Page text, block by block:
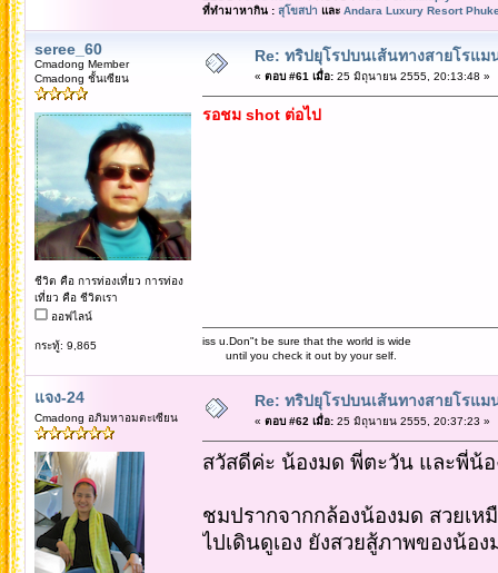
ที่ทำมาหากิน : สุโขสปา และ Andara Luxury Resort
seree_60
Cmadong Member
Cmadong ชั้นเซียน
ชีวิต คือ การท่องเที่ยว การท่อง
เที่ยว คือ ชีวิตเรา
ออฟไลน์
กระทู้: 9,865
Re: ทริปยุโรปบนเส้นทางสายโรแม
« ตอบ #61 เมื่อ:25 มิถุนายน 2555, 20:13:48 »
รอชม shot ต่อไป
iss u.Don"t be sure that the world is wide
until you check it out by your self.
แจง-24
Cmadong อภิมหาอมตะเซียน
Re: ทริปยุโรปบนเส้นทางสายโรแม
« ตอบ #62 เมื่อ:25 มิถุนายน 2555, 20:37:23 »
สวัสดีค่ะ น้องมด พี่ตะวัน และพี่น้
ชมปรากจากกล้องน้องมด สวยเห
ไปเดินดูเอง ยังสวยสู้ภาพของน้อง